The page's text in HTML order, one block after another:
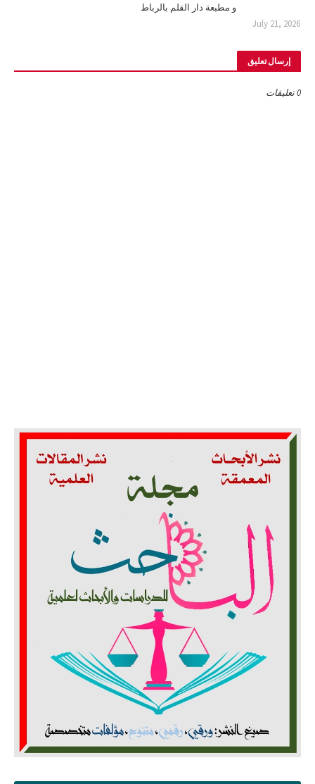
و مطبعة دار القلم بالرباط
July 21, 2026
إرسال تعليق
0 تعليقات